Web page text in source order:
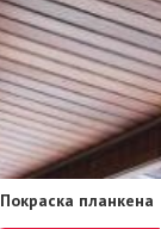
Покраска планкена